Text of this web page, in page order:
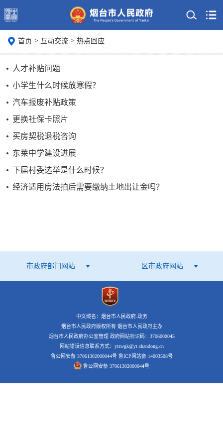
首页 > 互动交流 > 热点回应
人才补贴问题
小学生什么时候放寒假？
汽车报废补贴政策
更换社保卡照片
买房契税退税咨询
东莱中学建设进展
下届村委选举是什么时候？
经济适用房法拍后需要缴纳土地出让金吗？
市政府部门网站 区市政府网站
中文域名：烟台市人民政府.政务
烟台市人民政府版权所有 烟台市人民政府主办
烟台市人民政府办公室管理 政府网站标识码：3706000045
网站错误信息联系方式：ytzwgk@yt.shandong.cn
鲁公网安备 37061302000044号 鲁ICP网站备 14003508号
鲁公网安备 37061302000044号